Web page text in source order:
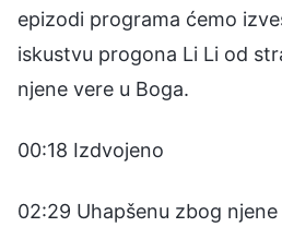
epizodi programa ćemo
iskustvu progona Li Li od
njene vere u Boga.
00:18 Izdvojeno
02:29 Uhapšenu zbog